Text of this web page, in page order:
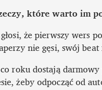
które warto im
że pierwszy wers
nie gęsi, swój beat
roku dostają
żeby odpocząć od